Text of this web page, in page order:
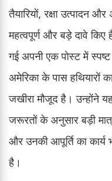
तैयारियों, रक्षा उत्पादन
महत्वपूर्ण और बड़े दावे किए
गई अपनी एक पोस्ट में
अमेरिका के पास हथियारों
जखीरा मौजूद है। उन्होंने
जरूरतों के अनुसार बड़ी
और उनकी आपूर्ति का कार्य
है।